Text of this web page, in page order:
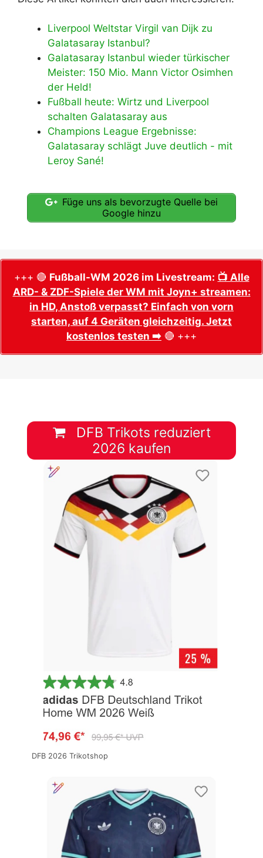
Liverpool Weltstar Virgil van Dijk zu
Galatasaray Istanbul?
Galatasaray Istanbul wieder türkischer
Meister: 150 Mio. Mann Victor Osimhen
der Held!
Fußball heute: Wirtz und Liverpool
schalten Galatasaray aus
Champions League Ergebnisse:
Galatasaray schlägt Juve deutlich - mit
Leroy Sané!
Füge uns als bevorzugte Quelle bei
Google hinzu
+++ 🔴 Fußball-WM 2026 im Livestream: 📺 Alle
ARD- & ZDF-Spiele der WM mit Joyn+ streamen:
in HD, Anstoß verpasst? Einfach von vorn
starten, auf 4 Geräten gleichzeitig. Jetzt
kostenlos testen ➡️ 🔴 +++
DFB Trikots reduziert
2026 kaufen
DFB 2026 Trikotshop